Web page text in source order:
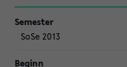
SoSe 2013